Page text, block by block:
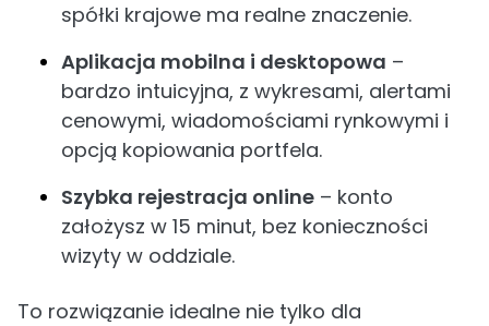
spółki krajowe ma realne znaczenie.
Aplikacja mobilna i desktopowa –
bardzo intuicyjna, z wykresami, alertami
cenowymi, wiadomościami rynkowymi i
opcją kopiowania portfela.
Szybka rejestracja online – konto
założysz w 15 minut, bez konieczności
wizyty w oddziale.
To rozwiązanie idealne nie tylko dla